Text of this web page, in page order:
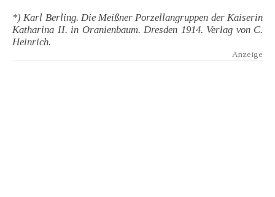
*) Karl Berling. Die Meißner Porzellangruppen der Kaiserin
Katharina II. in Oranienbaum. Dresden 1914. Verlag von C.
Heinrich.